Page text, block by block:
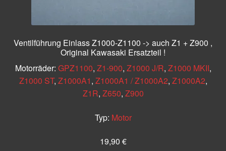
Ventilführung Einlass Z1000-Z1100 -> auch Z1 + Z900 ,
Original Kawasaki Ersatzteil !
Motorräder: GPZ1100, Z1-900, Z1000 J/R, Z1000 MKII,
Z1000 ST, Z1000A1, Z1000A1 / Z1000A2, Z1000A2,
Z1R, Z650, Z900
Typ: Motor
19,90 €